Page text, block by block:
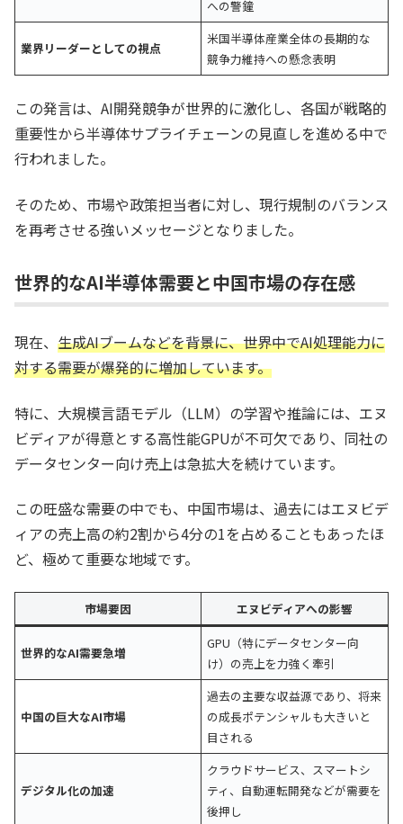
への警鐘
業界リーダーとしての視点
米国半導体産業全体の長期的な
競争力維持への懸念表明
この発言は、AI開発競争が世界的に激化し、各国が戦略的
重要性から半導体サプライチェーンの見直しを進める中で
行われました。
そのため、市場や政策担当者に対し、現行規制のバランス
を再考させる強いメッセージとなりました。
世界的なAI半導体需要と中国市場の存在感
現在、 生成AIブームなどを背景に、世界中でAI処理能力に
対する需要が爆発的に増加しています。
特に、大規模言語モデル（LLM）の学習や推論には、エヌ
ビディアが得意とする高性能GPUが不可欠であり、同社の
データセンター向け売上は急拡大を続けています。
この旺盛な需要の中でも、中国市場は、過去にはエヌビデ
ィアの売上高の約2割から4分の1を占めることもあったほ
ど、極めて重要な地域です。
市場要因 エヌビディアへの影響
世界的なAI需要急増
GPU（特にデータセンター向
け）の売上を力強く牽引
中国の巨大なAI市場
過去の主要な収益源であり、将来
の成長ポテンシャルも大きいと
目される
デジタル化の加速
クラウドサービス、スマートシ
ティ、自動運転開発などが需要を
後押し